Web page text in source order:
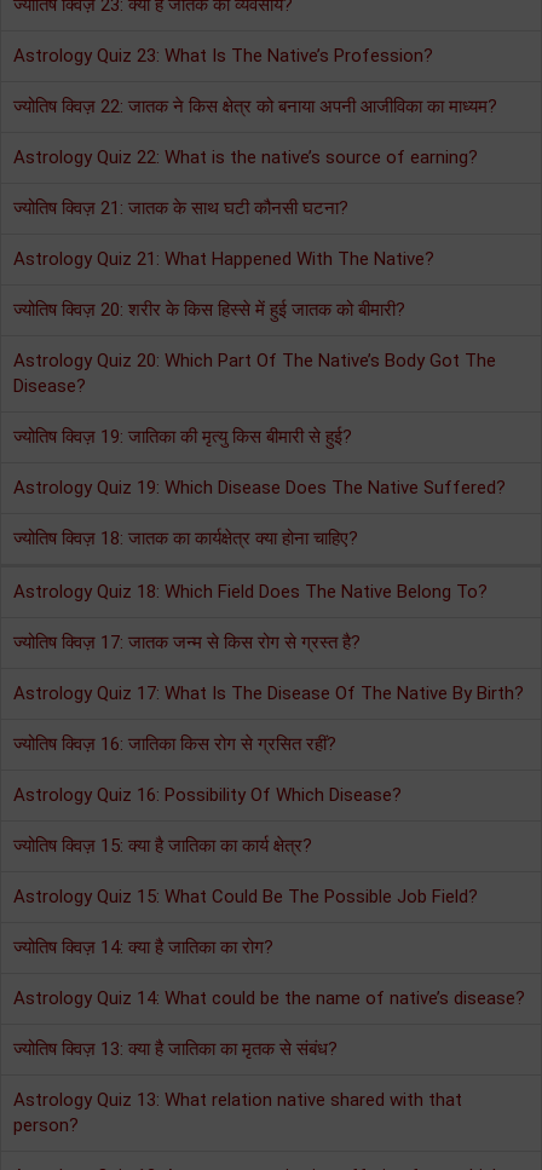
ज्योतिष क्विज़ 23: क्या है जातक का व्यवसाय?
Astrology Quiz 23: What Is The Native’s Profession?
ज्योतिष क्विज़ 22: जातक ने किस क्षेत्र को बनाया अपनी आजीविका का माध्यम?
Astrology Quiz 22: What is the native’s source of earning?
ज्योतिष क्विज़ 21: जातक के साथ घटी कौनसी घटना?
Astrology Quiz 21: What Happened With The Native?
ज्योतिष क्विज़ 20: शरीर के किस हिस्से में हुई जातक को बीमारी?
Astrology Quiz 20: Which Part Of The Native’s Body Got The
Disease?
ज्योतिष क्विज़ 19: जातिका की मृत्यु किस बीमारी से हुई?
Astrology Quiz 19: Which Disease Does The Native Suffered?
ज्योतिष क्विज़ 18: जातक का कार्यक्षेत्र क्या होना चाहिए?
Astrology Quiz 18: Which Field Does The Native Belong To?
ज्योतिष क्विज़ 17: जातक जन्म से किस रोग से ग्रस्त है?
Astrology Quiz 17: What Is The Disease Of The Native By Birth?
ज्योतिष क्विज़ 16: जातिका किस रोग से ग्रसित रहीं?
Astrology Quiz 16: Possibility Of Which Disease?
ज्योतिष क्विज़ 15: क्या है जातिका का कार्य क्षेत्र?
Astrology Quiz 15: What Could Be The Possible Job Field?
ज्योतिष क्विज़ 14: क्या है जातिका का रोग?
Astrology Quiz 14: What could be the name of native’s disease?
ज्योतिष क्विज़ 13: क्या है जातिका का मृतक से संबंध?
Astrology Quiz 13: What relation native shared with that
person?